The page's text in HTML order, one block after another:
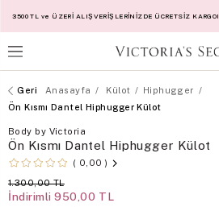
3500 TL ve ÜZERİ ALIŞVERİŞLERİNİZDE ÜCRETSİZ KARGO!
Anasayfa Külot
Hiphugger
Ön Kısmı Dantel Hiphugger Külot
Body by Victoria
Ön Kısmı Dantel Hiphugger Külot
0,00
1.300,00 TL
İndirimli 950,00 TL